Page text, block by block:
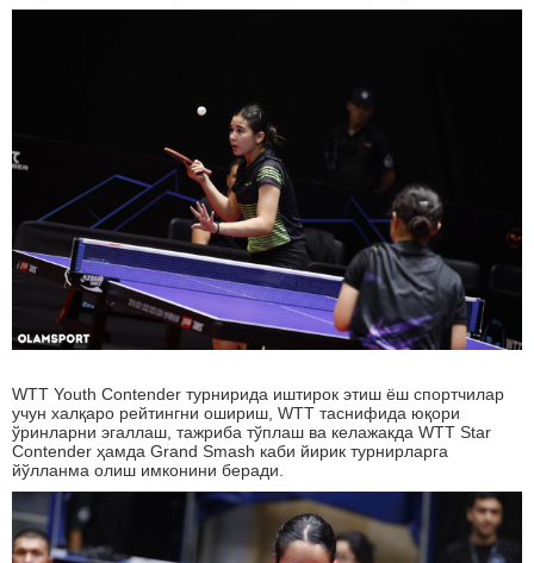
WTT Youth Contender турнирида иштирок этиш ёш спортчилар
учун халқаро рейтингни ошириш, WTT таснифида юқори
ўринларни эгаллаш, тажриба тўплаш ва келажакда WTT Star
Contender ҳамда Grand Smash каби йирик турнирларга
йўлланма олиш имконини беради.